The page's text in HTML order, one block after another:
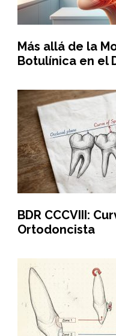
Más allá de la
Botulínica en el
BDR CCCVIII:
Ortodoncista